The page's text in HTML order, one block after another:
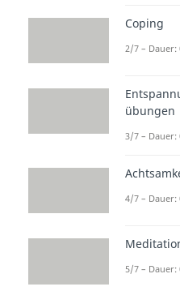
entstehen
sind
auch
bei einer
die
Besonders
Coping
2/7 – Dauer:
übungen
3/7 – Dauer:
4/7 – Dauer:
5/7 – Dauer: